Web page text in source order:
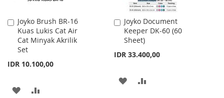
Joyko Brush BR-16
Kuas Lukis Cat Air
Cat Minyak Akrilik
Set
IDR 10.100,00
Add
to
Cart
ADD
Joyko Document
Keeper DK-60 (60
Sheet)
IDR 33.400,00
Add
to
Cart
ADD